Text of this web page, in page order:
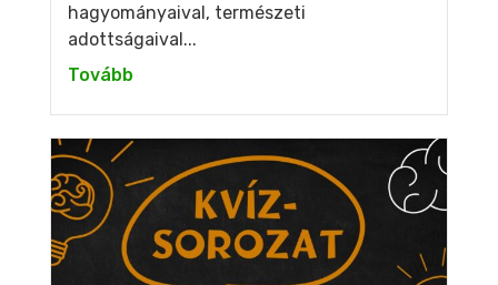
hagyományaival, természeti
adottságaival...
Tovább